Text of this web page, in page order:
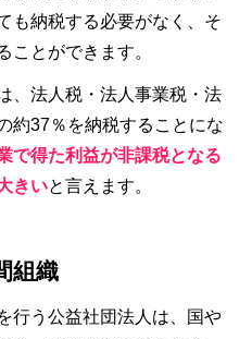
も納税する必要がなく、そ
ことができます。
、法人税・法人事業税・法
約37％を納税することにな
で得た利益が非課税となる
きいと言えます。
組織
行う公益社団法人は、国や